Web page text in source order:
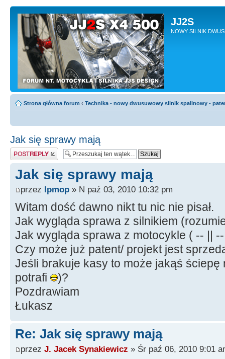
JJ2S
NOWY SILNIK
Strona główna forum ‹ Technika - nowy dwusuwowy silnik spalinowy -
Jak się sprawy mają
Odpowiedz
Jak się sprawy mają
przez lpmop » N paź 03, 2010 10:32 pm
Witam dość dawno nikt tu nic nie pisał.
Jak wygląda sprawa z silnikiem
Jak wygląda sprawa z motocykle ( -- ||
Czy może już patent/ projekt jest
Jeśli brakuje kasy to może jakąś
potrafi
)?
Pozdrawiam
Łukasz
Re: Jak się sprawy mają
przez J. Jacek Synakiewicz » Śr paź 06, 2010 9:01